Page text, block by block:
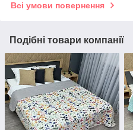
Всі умови повернення
Подібні товари компанії